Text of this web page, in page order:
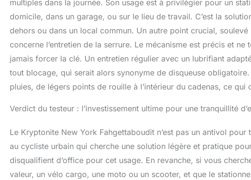
multiples dans la journée. Son usage est à privilégier pour un
domicile, dans un garage, ou sur le lieu de travail. C’est la
dehors ou dans un local commun. Un autre point crucial,
concerne l’entretien de la serrure. Le mécanisme est précis et
jamais forcer la clé. Un entretien régulier avec un lubrifiant
tout blocage, qui serait alors synonyme de disqueuse
pluies, de légers points de rouille à l’intérieur du cadenas, ce qui
Verdict du testeur : l’investissement ultime pour une tranquillité
Le Kryptonite New York Fahgettaboudit n’est pas un antivol
au cycliste urbain qui cherche une solution légère et pratique
disqualifient d’office pour cet usage. En revanche, si vous
valeur, un vélo cargo, une moto ou un scooter, et que le